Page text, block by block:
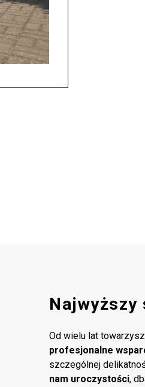
Najwyższy
Od wielu lat
profesjonalne
szczególnej
nam uroczystości,